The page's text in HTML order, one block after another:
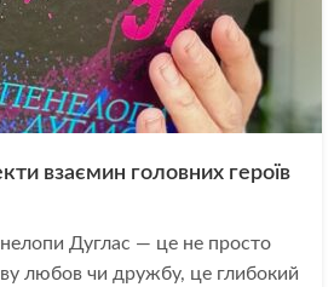
взаємин головних героїв
Дуглас — це не просто
любов чи дружбу, це глибокий